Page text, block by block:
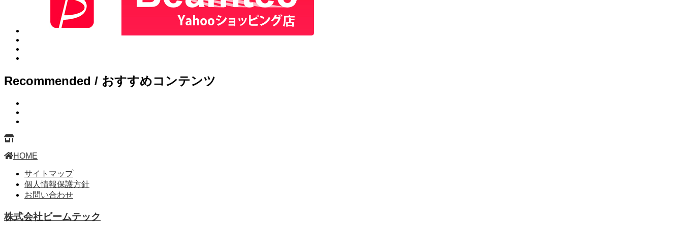
Recommended / おすすめコンテンツ
HOME
サイトマップ
個人情報保護方針
お問い合わせ
株式会社ビームテック